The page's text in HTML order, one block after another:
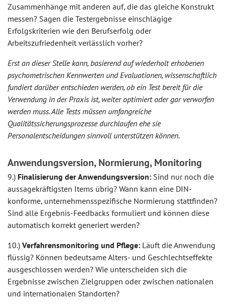
Zusammenhänge mit anderen auf, die das gleiche Konstrukt
messen? Sagen die Testergebnisse einschlägige
Erfolgskriterien wie den Berufserfolg oder
Arbeitszufriedenheit verlässlich vorher?
Erst an dieser Stelle kann, basierend auf wiederholt erhobenen
psychometrischen Kennwerten und Evaluationen, wissenschaftlich
fundiert darüber entschieden werden, ob ein Test bereit für die
Verwendung in der Praxis ist, weiter optimiert oder gar verworfen
werden muss. Alle Tests müssen umfangreiche
Qualitätssicherungsprozesse durchlaufen ehe sie
Personalentscheidungen sinnvoll unterstützen können.
Anwendungsversion, Normierung, Monitoring
9.) Finalisierung der Anwendungsversion: Sind nur noch die
aussagekräftigsten Items übrig? Wann kann eine DIN-
konforme, unternehmensspezifische Normierung stattfinden?
Sind alle Ergebnis-Feedbacks formuliert und können diese
automatisch korrekt generiert werden?
10.) Verfahrensmonitoring und Pflege: Läuft die Anwendung
flüssig? Können bedeutsame Alters- und Geschlechtseffekte
ausgeschlossen werden? Wie unterscheiden sich die
Ergebnisse zwischen Zielgruppen oder zwischen nationalen
und internationalen Standorten?